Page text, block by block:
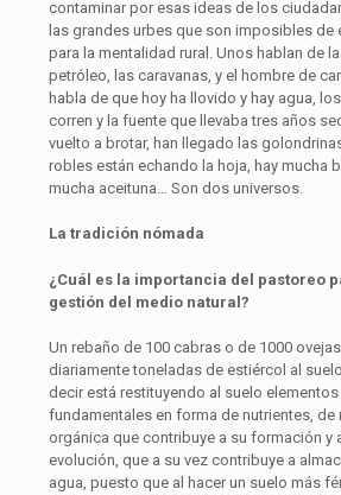
contaminar por esas ideas de los
las grandes urbes que son imposibles de
para la mentalidad rural. Unos hablan de
petróleo, las caravanas, y el hombre de
habla de que hoy ha llovido y hay agua,
corren y la fuente que llevaba tres años
vuelto a brotar, han llegado las
robles están echando la hoja, hay mucha
mucha aceituna… Son dos universos.
La tradición nómada
¿Cuál es la importancia del pastoreo
gestión del medio natural?
Un rebaño de 100 cabras o de 1000
diariamente toneladas de estiércol al
decir está restituyendo al suelo elementos
fundamentales en forma de nutrientes, de
orgánica que contribuye a su formación y
evolución, que a su vez contribuye a
agua, puesto que al hacer un suelo más